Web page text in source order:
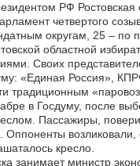
РФ Ростовская
четвертого
округам, 25 – по
областной
Своих
«Единая Россия»,
традиционным
в Госдуму, после
Пассажиры,
Оппоненты
кресло.
занимает министр